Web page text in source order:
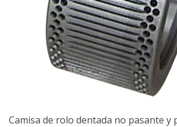
Camisa de rolo dentada no pasante y